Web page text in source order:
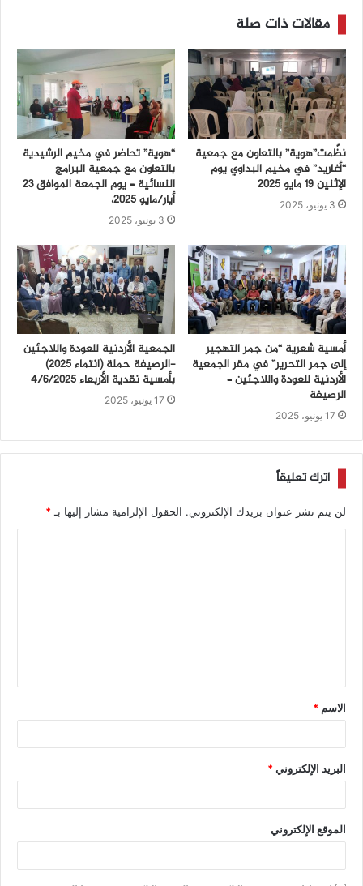
مقالات ذات صلة
نظّمت”هوية” بالتعاون مع جمعية
“أغاريد” في مخيم البداوي يوم
الإثنين 19 مايو 2025
3 يونيو، 2025
“هوية” تحاضر في مخيم الرشيدية
بالتعاون مع جمعية البرامج
النسائية – يوم الجمعة الموافق 23
أيار/مايو 2025،
3 يونيو، 2025
أمسية شعرية “من جمر التهجير
إلى جمر التحرير” في مقر الجمعية
الأردنية للعودة واللاجئين –
الرصيفة
17 يونيو، 2025
الجمعية الأردنية للعودة واللاجئين
-الرصيفة حملة (انتماء ٢٠٢٥)
بأمسية نقدية الأربعاء ٤/٦/٢٠٢٥
17 يونيو، 2025
اترك تعليقاً
لن يتم نشر عنوان بريدك الإلكتروني. الحقول الإلزامية مشار إليها بـ *
الاسم *
البريد الإلكتروني*
الموقع الإلكتروني